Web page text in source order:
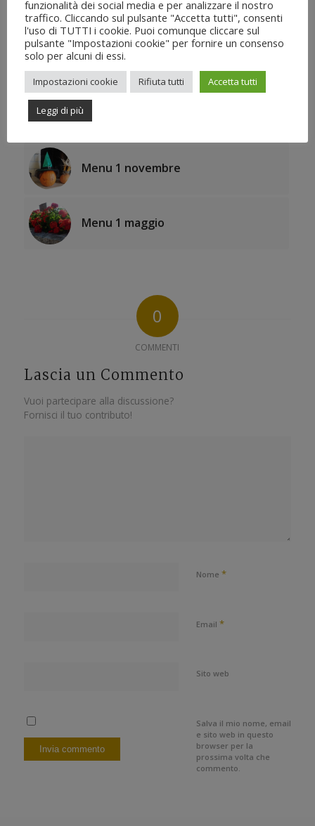
Menu Pasqua 2018
Menu domenica 8 giugno
Menu domenica 12 marzo
Menu 1 novembre
Menu 1 maggio
0
COMMENTI
Lascia un Commento
Vuoi partecipare alla discussione?
Fornisci il tuo contributo!
Nome *
Email *
Sito web
Salva il mio nome, email
e sito web in questo
browser per la
prossima volta che
commento.
funzionalità dei social media e per analizzare il nostro
traffico. Cliccando sul pulsante "Accetta tutti", consenti
l'uso di TUTTI i cookie. Puoi comunque cliccare sul
pulsante "Impostazioni cookie" per fornire un consenso
solo per alcuni di essi.
Impostazioni cookie Rifiuta tutti Accetta tutti
Leggi di più